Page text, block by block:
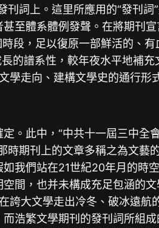
詞上。這里所應用的“發刊詞
至體系體例發聲。在將期刊宣
段，足以復原一部鮮活的、
的譜系性，較年夜水平地補
學走向、建構文學史的通行形
。此中，“中共十一屆三中全
期刊上的文章多稱之為文藝
我們站在21世紀20年月的時
間，也并未構成充足包涵的
誇大文學走出冷冬、破冰遠航
浩繁文學期刊的發刊詞所組